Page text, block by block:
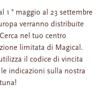
° maggio al 23 settembre
verranno distribuite
nel tuo centro
limitata di Magical.
il codice di vincita
indicazioni sulla nostra